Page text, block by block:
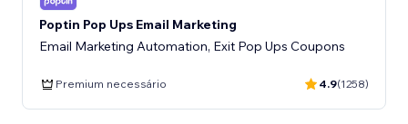
Poptin Pop Ups Email Marketing
Email Marketing Automation, Exit Pop Ups Coupons
Premium necessário 4.9(1258)